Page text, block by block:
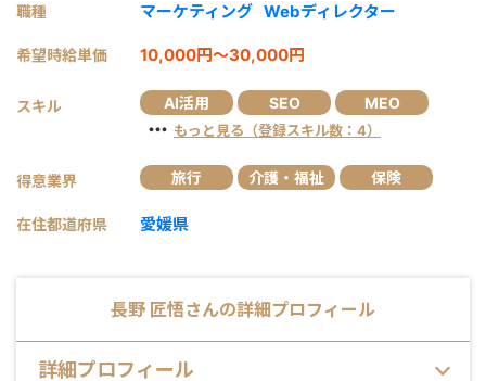
職種 マーケティング Webディレクター
希望時給単価 10,000円～30,000円
スキル AI活用 SEO MEO
・・・ もっと見る（登録スキル数：4）
得意業界 旅行 介護・福祉 保険
在住都道府県 愛媛県
長野 匠悟さんの詳細プロフィール
詳細プロフィール